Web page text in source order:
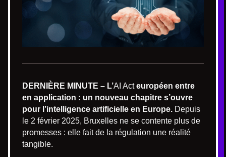
DERNIÈRE MINUTE – L’AI Acteuropéen entre
en application : un nouveau chapitre s’ouvre
pour l’intelligence artificielle en Europe. Depuis
le 2 février 2025, Bruxelles ne se contente plus de
promesses : elle fait de la régulation une réalité
tangible.